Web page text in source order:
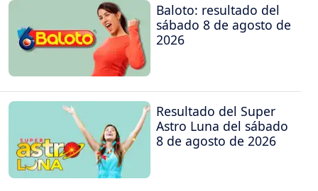
Baloto: resultado del
sábado 8 de agosto de
2026
Resultado del Super
Astro Luna del sábado
8 de agosto de 2026